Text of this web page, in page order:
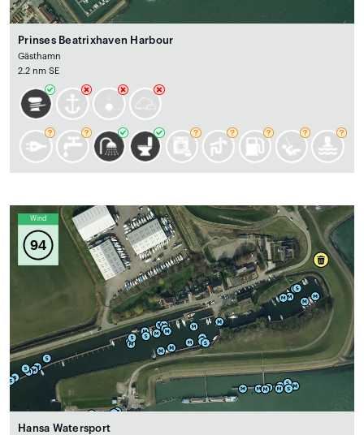
Prinses Beatrixhaven Harbour
Gästhamn
2.2 nm SE
Wind
94
Hansa Watersport